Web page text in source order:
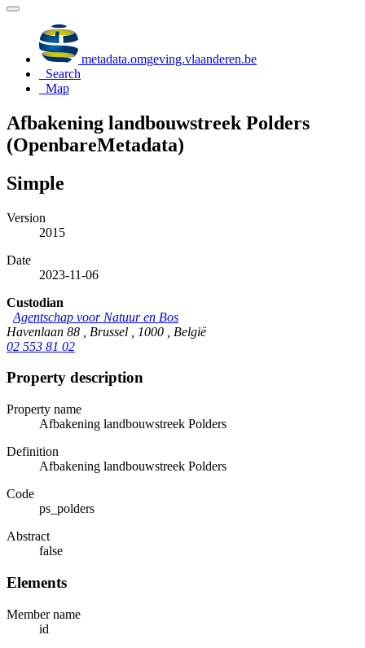
metadata.omgeving.vlaanderen.be
Search
Map
Afbakening landbouwstreek Polders
(OpenbareMetadata)
Simple
Version
2015
Date
2023-11-06
Custodian
Agentschap voor Natuur en Bos
Havenlaan 88 , Brussel , 1000 , België
02 553 81 02
Property description
Property name
Afbakening landbouwstreek Polders
Definition
Afbakening landbouwstreek Polders
Code
ps_polders
Abstract
false
Elements
Member name
id